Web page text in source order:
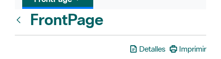
FrontPage
Detalles Imprimir